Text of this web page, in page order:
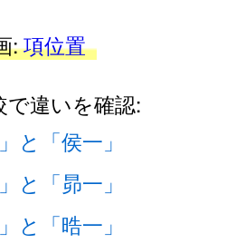
:項位置
で違いを確認:
と「侯一」
と「昴一」
と「晧一」